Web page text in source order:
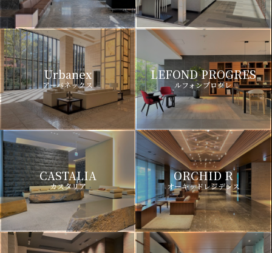
Urbanex
アーバネックス
LEFOND PROGRES
ルフォンプログレ
CASTALIA
カスタリア
ORCHID R
オーキッドレジデンス